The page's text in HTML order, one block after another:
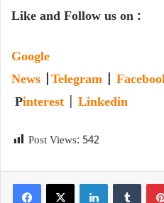
Like and Follow us on :
Google
News
Telegram
Pinterest Linkedin
Post Views: 542